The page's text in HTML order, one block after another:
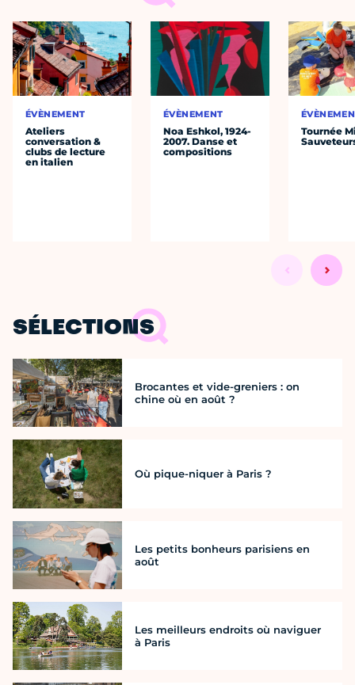
ÉVÈNEMENT
Ateliers
conversation &
clubs de lecture
en italien
ÉVÈNEMENT
Noa Eshkol, 1924-
2007. Danse et
compositions
Tournée
SÉLECTIONS
Brocantes et vide-greniers : on
chine où en août ?
Où pique-niquer à Paris ?
Les petits bonheurs parisiens en
août
Les meilleurs endroits où naviguer
à Paris